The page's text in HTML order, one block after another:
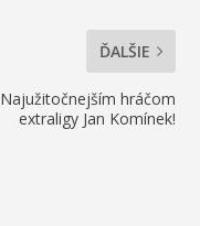
ĎALŠIE
Najužitočnejším hráčom
extraligy Jan Komínek!